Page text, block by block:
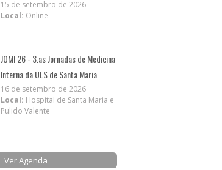
15 de setembro de 2026
Local: Online
JOMI 26 - 3.as Jornadas de Medicina
Interna da ULS de Santa Maria
16 de setembro de 2026
Local: Hospital de Santa Maria e
Pulido Valente
Ver Agenda